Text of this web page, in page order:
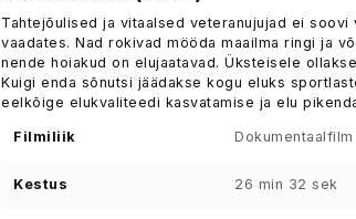
Tahtejõulised ja vitaalsed veteranujujad ei
vaadates. Nad rokivad mööda maailma ringi ja
nende hoiakud on elujaatavad. Üksteisele
Kuigi enda sõnutsi jäädakse kogu eluks
eelkõige elukvaliteedi kasvatamise ja elu
Filmiliik Dokumentaalfilm
Kestus 26 min 32 sek